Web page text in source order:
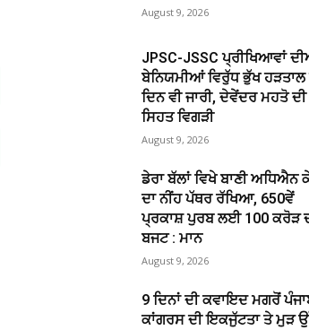
August 9, 2026
JPSC-JSSC ਪ੍ਰੀਖਿਆਵਾਂ
ਬੇਨਿਯਮੀਆਂ ਵਿਰੁੱਧ ਭੁੱਖ
ਦਿਨ ਵੀ ਜਾਰੀ, ਦੇਵੇਂਦਰ ਮਹਤੋ ਦੀ
ਸਿਹਤ ਵਿਗੜੀ
August 9, 2026
ਡੇਰਾ ਬੱਲਾਂ ਵਿਖੇ ਬਾਣੀ ਅਧਿਐਨ
ਦਾ ਨੀਂਹ ਪੱਥਰ ਰੱਖਿਆ, 650ਵੇਂ
ਪ੍ਰਕਾਸ਼ ਪੁਰਬ ਲਈ 100 ਕਰੋੜ
ਬਜਟ : ਮਾਨ
August 9, 2026
9 ਦਿਨਾਂ ਦੀ ਕਵਾਇਦ ਮਗਰੋਂ
ਕਾਂਗਰਸ ਦੀ ਇਕਜੁੱਟਤਾ ਤੇ ਮੁੜ